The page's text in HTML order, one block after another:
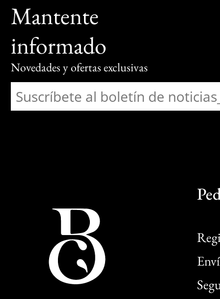
Mantente
informado
Novedades y ofertas exclusivas